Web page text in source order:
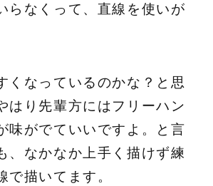
らなくって、直線を使いが
くなっているのかな？と思
はり先輩方にはフリーハン
味がでていいですよ。と言
、なかなか上手く描けず練
で描いてます。